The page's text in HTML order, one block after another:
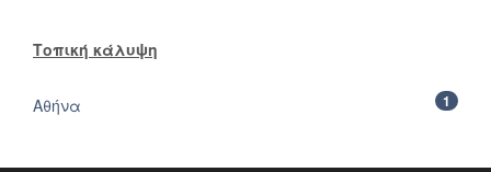
Τοπική κάλυψη
1
Αθήνα